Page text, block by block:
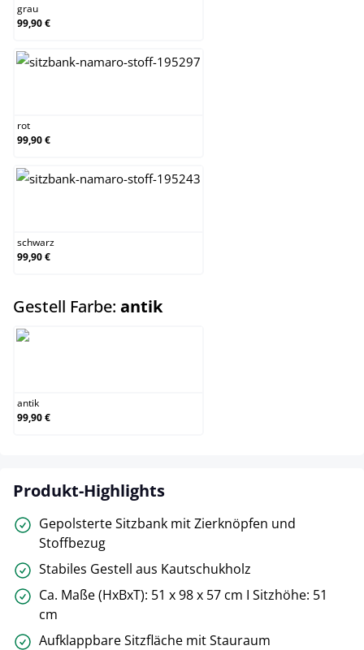
grau
99,90 €
rot
99,90 €
schwarz
99,90 €
Gestell Farbe: antikauswählen
antik
99,90 €
Produkt-Highlights
Gepolsterte Sitzbank mit Zierknöpfen und
Stoffbezug
Stabiles Gestell aus Kautschukholz
Ca. Maße (HxBxT): 51 x 98 x 57 cm I Sitzhöhe: 51
cm
Aufklappbare Sitzfläche mit Stauraum